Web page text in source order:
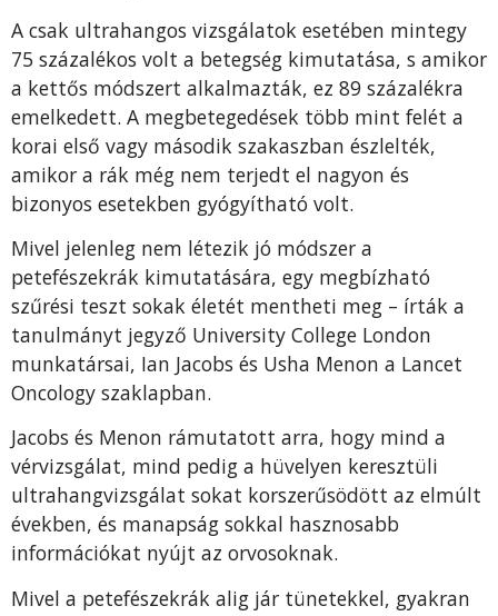
A csak ultrahangos vizsgálatok esetében mintegy
75 százalékos volt a betegség kimutatása, s amikor
a kettős módszert alkalmazták, ez 89 százalékra
emelkedett. A megbetegedések több mint felét a
korai első vagy második szakaszban észlelték,
amikor a rák még nem terjedt el nagyon és
bizonyos esetekben gyógyítható volt.
Mivel jelenleg nem létezik jó módszer a
petefészekrák kimutatására, egy megbízható
szűrési teszt sokak életét mentheti meg – írták a
tanulmányt jegyző University College London
munkatársai, Ian Jacobs és Usha Menon a Lancet
Oncology szaklapban.
Jacobs és Menon rámutatott arra, hogy mind a
vérvizsgálat, mind pedig a hüvelyen keresztüli
ultrahangvizsgálat sokat korszerűsödött az elmúlt
években, és manapság sokkal hasznosabb
információkat nyújt az orvosoknak.
Mivel a petefészekrák alig jár tünetekkel, gyakran